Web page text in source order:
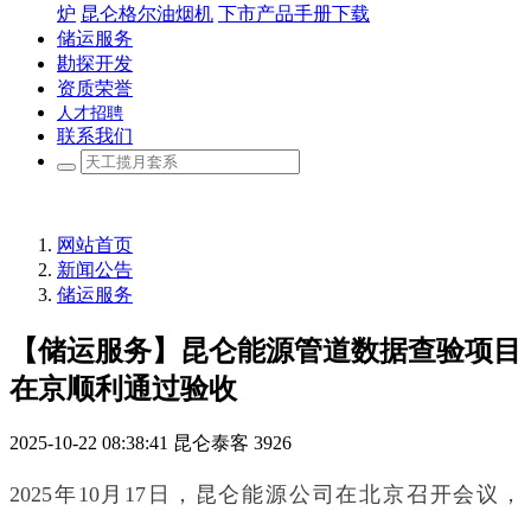
炉 昆仑格尔油烟机 下市产品手册下载
储运服务
勘探开发
资质荣誉
人才招聘
联系我们
网站首页
新闻公告
储运服务
【储运服务】昆仑能源管道数据查验项目
在京顺利通过验收
2025-10-22 08:38:41 昆仑泰客 3926
2025年10月17日，昆仑能源公司在北京召开会议，